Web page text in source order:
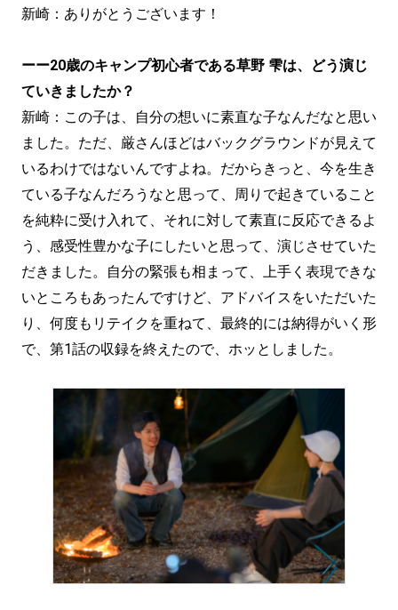
新崎：ありがとうございます！
ーー20歳のキャンプ初心者である草野 雫は、どう演じ
ていきましたか？
新崎：この子は、自分の想いに素直な子なんだなと思い
ました。ただ、厳さんほどはバックグラウンドが見えて
いるわけではないんですよね。だからきっと、今を生き
ている子なんだろうなと思って、周りで起きていること
を純粋に受け入れて、それに対して素直に反応できるよ
う、感受性豊かな子にしたいと思って、演じさせていた
だきました。自分の緊張も相まって、上手く表現できな
いところもあったんですけど、アドバイスをいただいた
り、何度もリテイクを重ねて、最終的には納得がいく形
で、第1話の収録を終えたので、ホッとしました。